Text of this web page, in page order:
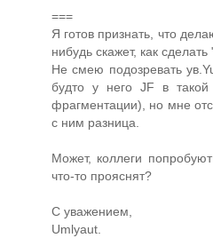
===
Я готов признать, что
нибудь скажет, как сделать
Не смею подозревать
будто у него JF в
фрагментации), но мне
с ним разница.
Может, коллеги
что-то прояснят?
С уважением,
Umlyaut.